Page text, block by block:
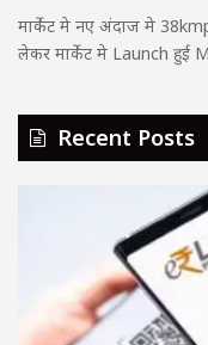
मार्केट मे नए अंदाज मे
लेकर मार्केट मे Launch हुई
Recent Posts